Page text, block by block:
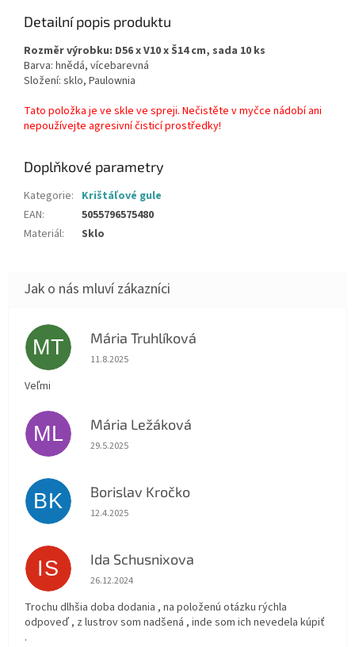
Detailní popis produktu
Rozměr výrobku: D56 x V10 x Š14 cm, sada 10 ks
Barva: hnědá, vícebarevná
Složení: sklo, Paulownia
Tato položka je ve skle ve spreji. Nečistěte v myčce nádobí ani
nepoužívejte agresivní čisticí prostředky!
Doplňkové parametry
Kategorie: Krištáľové gule
EAN:
5055796575480
Materiál: Sklo
MT Mária Truhlíková
Hodnocení obchodu je 5 z 5 hvězdiček.
11.8.2025
Veľmi
ML Mária Ležáková
Hodnocení obchodu je 5 z 5 hvězdiček.
29.5.2025
BK Borislav Kročko
Hodnocení obchodu je 5 z 5 hvězdiček.
12.4.2025
IS Ida Schusnixova
Hodnocení obchodu je 5 z 5 hvězdiček.
26.12.2024
Trochu dlhšia doba dodania , na položenú otázku rýchla
odpoveď , z lustrov som nadšená , inde som ich nevedela kúpiť
.